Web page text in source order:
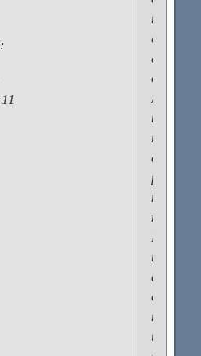
средств
для
мытья,
так
активно
по
Но
не
всегда
и